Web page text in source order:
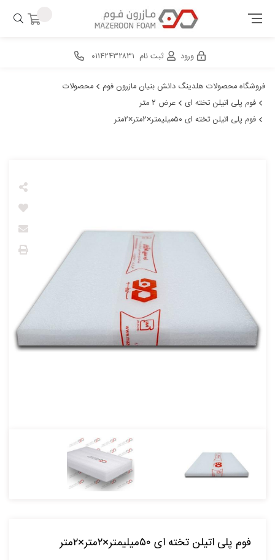
ورود ثبت نام ۰۱۱۴۲۴۳۲۸۳۱
فروشگاه محصولات هلدینگ دانش بنیان مازرون فوم
محصولات
فوم پلی اتیلن تخته ای
عرض ۲ متر
فوم پلی اتیلن تخته ای ۵۰میلیمتر×۲متر×۲متر
فوم پلی اتیلن تخته ای ۵۰میلیمتر×۲متر×۲متر